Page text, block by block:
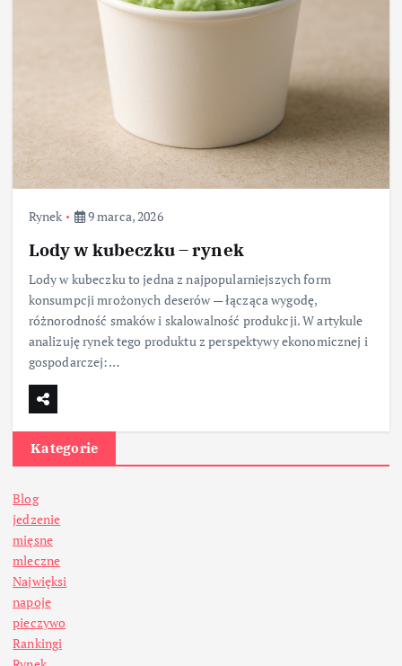
Rynek 9 marca, 2026
Lody w kubeczku – rynek
Lody w kubeczku to jedna z najpopularniejszych form
konsumpcji mrożonych deserów — łącząca wygodę,
różnorodność smaków i skalowalność produkcji. W artykule
analizuję rynek tego produktu z perspektywy ekonomicznej i
gospodarczej:…
Kategorie
Blog
jedzenie
mięsne
mleczne
Najwięksi
napoje
pieczywo
Rankingi